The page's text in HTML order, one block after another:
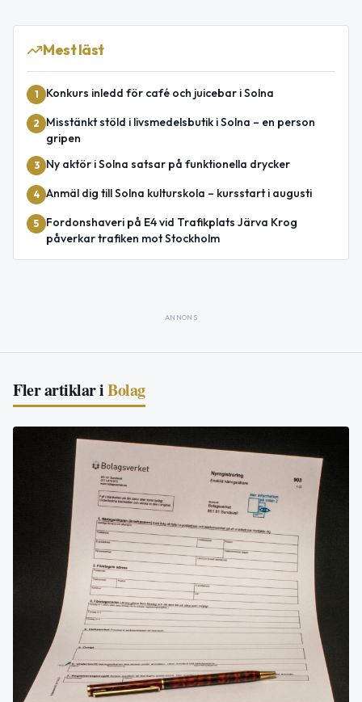
Mest läst
1 Konkurs inledd för café och juicebar i Solna
2
Misstänkt stöld i livsmedelsbutik i Solna – en person
gripen
3 Ny aktör i Solna satsar på funktionella drycker
4 Anmäl dig till Solna kulturskola – kursstart i augusti
5
Fordonshaveri på E4 vid Trafikplats Järva Krog
påverkar trafiken mot Stockholm
ANNONS
Fler artiklar iBolag